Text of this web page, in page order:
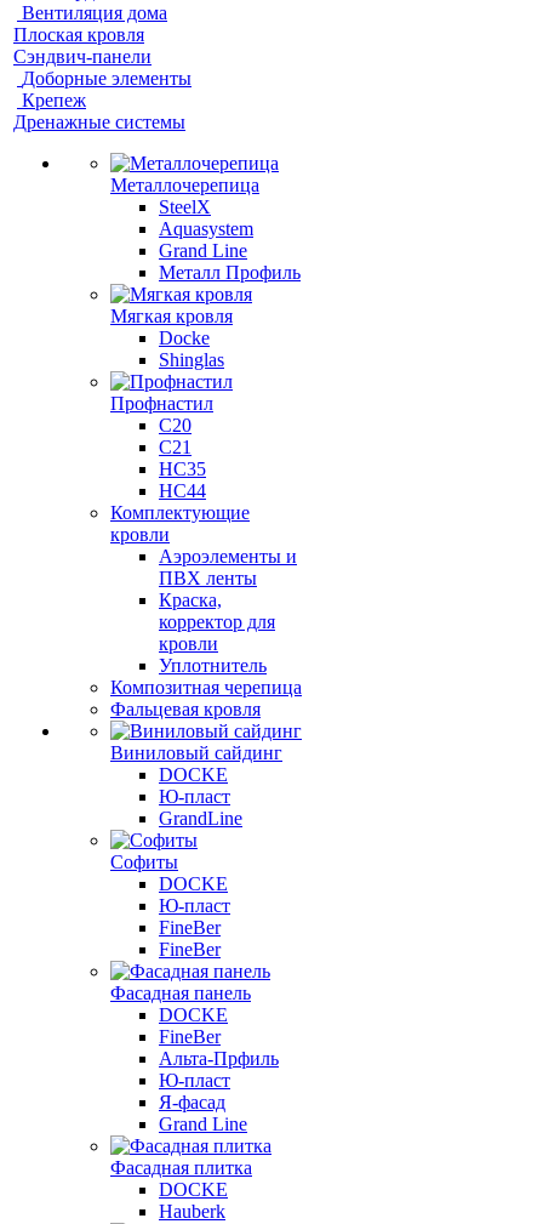
Вентиляция дома
Плоская кровля
Сэндвич-панели
Доборные элементы
Крепеж
Дренажные системы
Металлочерепица
SteelX
Aquasystem
Grand Line
Металл Профиль
Мягкая кровля
Docke
Shinglas
Профнастил
C20
C21
НС35
НС44
Комплектующие
кровли
Аэроэлементы и
ПВХ ленты
Краска,
корректор для
кровли
Уплотнитель
Композитная черепица
Фальцевая кровля
Виниловый сайдинг
DOCKE
Ю-пласт
GrandLine
Софиты
DOCKE
Ю-пласт
FineBer
FineBer
Фасадная панель
DOCKE
FineBer
Альта-Прфиль
Ю-пласт
Я-фасад
Grand Line
Фасадная плитка
DOCKE
Hauberk